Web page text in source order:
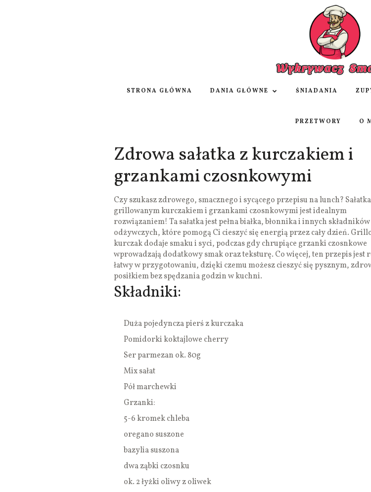
STRONA GŁÓWNA DANIA GŁÓWNE ŚNIADANIA
PRZETWORY O
Zdrowa sałatka z kurczakiem i
grzankami czosnkowymi
Czy szukasz zdrowego, smacznego i sycącego przepisu na lunch?
grillowanym kurczakiem i grzankami czosnkowymi jest idealnym
rozwiązaniem! Ta sałatka jest pełna białka, błonnika i innych składników
odżywczych, które pomogą Ci cieszyć się energią przez cały dzień.
kurczak dodaje smaku i syci, podczas gdy chrupiące grzanki czosnkowe
wprowadzają dodatkowy smak oraz teksturę. Co więcej, ten przepis jest
łatwy w przygotowaniu, dzięki czemu możesz cieszyć się pysznym,
posiłkiem bez spędzania godzin w kuchni.
Składniki:
Duża pojedyncza pierś z kurczaka
Pomidorki koktajlowe cherry
Ser parmezan ok. 80g
Mix sałat
Pół marchewki
Grzanki:
5-6 kromek chleba
oregano suszone
bazylia suszona
dwa ząbki czosnku
ok. 2 łyżki oliwy z oliwek